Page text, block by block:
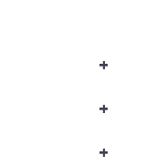
+
+
+